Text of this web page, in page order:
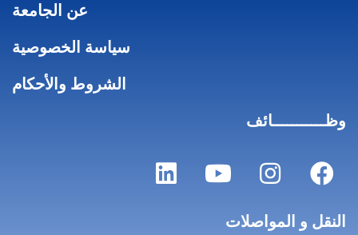
عن الجامعة
سياسة الخصوصية
الشروط والأحكام
وظـــــــــــائف
النقل و المواصلات